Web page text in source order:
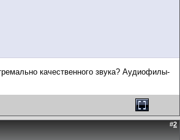
качественного звука? Аудиофилы-
#2